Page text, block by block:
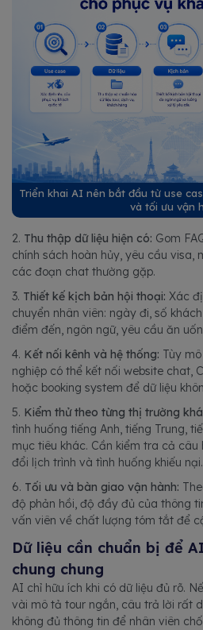
Triển khai AI nên bắt đầu từ use
và tối ưu vận
2. Thu thập dữ liệu hiện có: Gom
chính sách hoàn hủy, yêu cầu visa,
các đoạn chat thường gặp.
3. Thiết kế kịch bản hội thoại: Xác
chuyển nhân viên: ngày đi, số
điểm đến, ngôn ngữ, yêu cầu ăn
4. Kết nối kênh và hệ thống: Tùy
nghiệp có thể kết nối website chat,
hoặc booking system để dữ liệu
5. Kiểm thử theo từng thị trường
tình huống tiếng Anh, tiếng Trung,
mục tiêu khác. Cần kiểm tra cả
đổi lịch trình và tình huống khiếu nại.
6. Tối ưu và bàn giao vận hành:
độ phản hồi, độ đầy đủ của thông
vấn viên về chất lượng tóm tắt để
Dữ liệu cần chuẩn bị để
chung chung
AI chỉ hữu ích khi có dữ liệu đủ rõ.
vài mô tả tour ngắn, câu trả lời rất
không đủ thông tin để nhân viên